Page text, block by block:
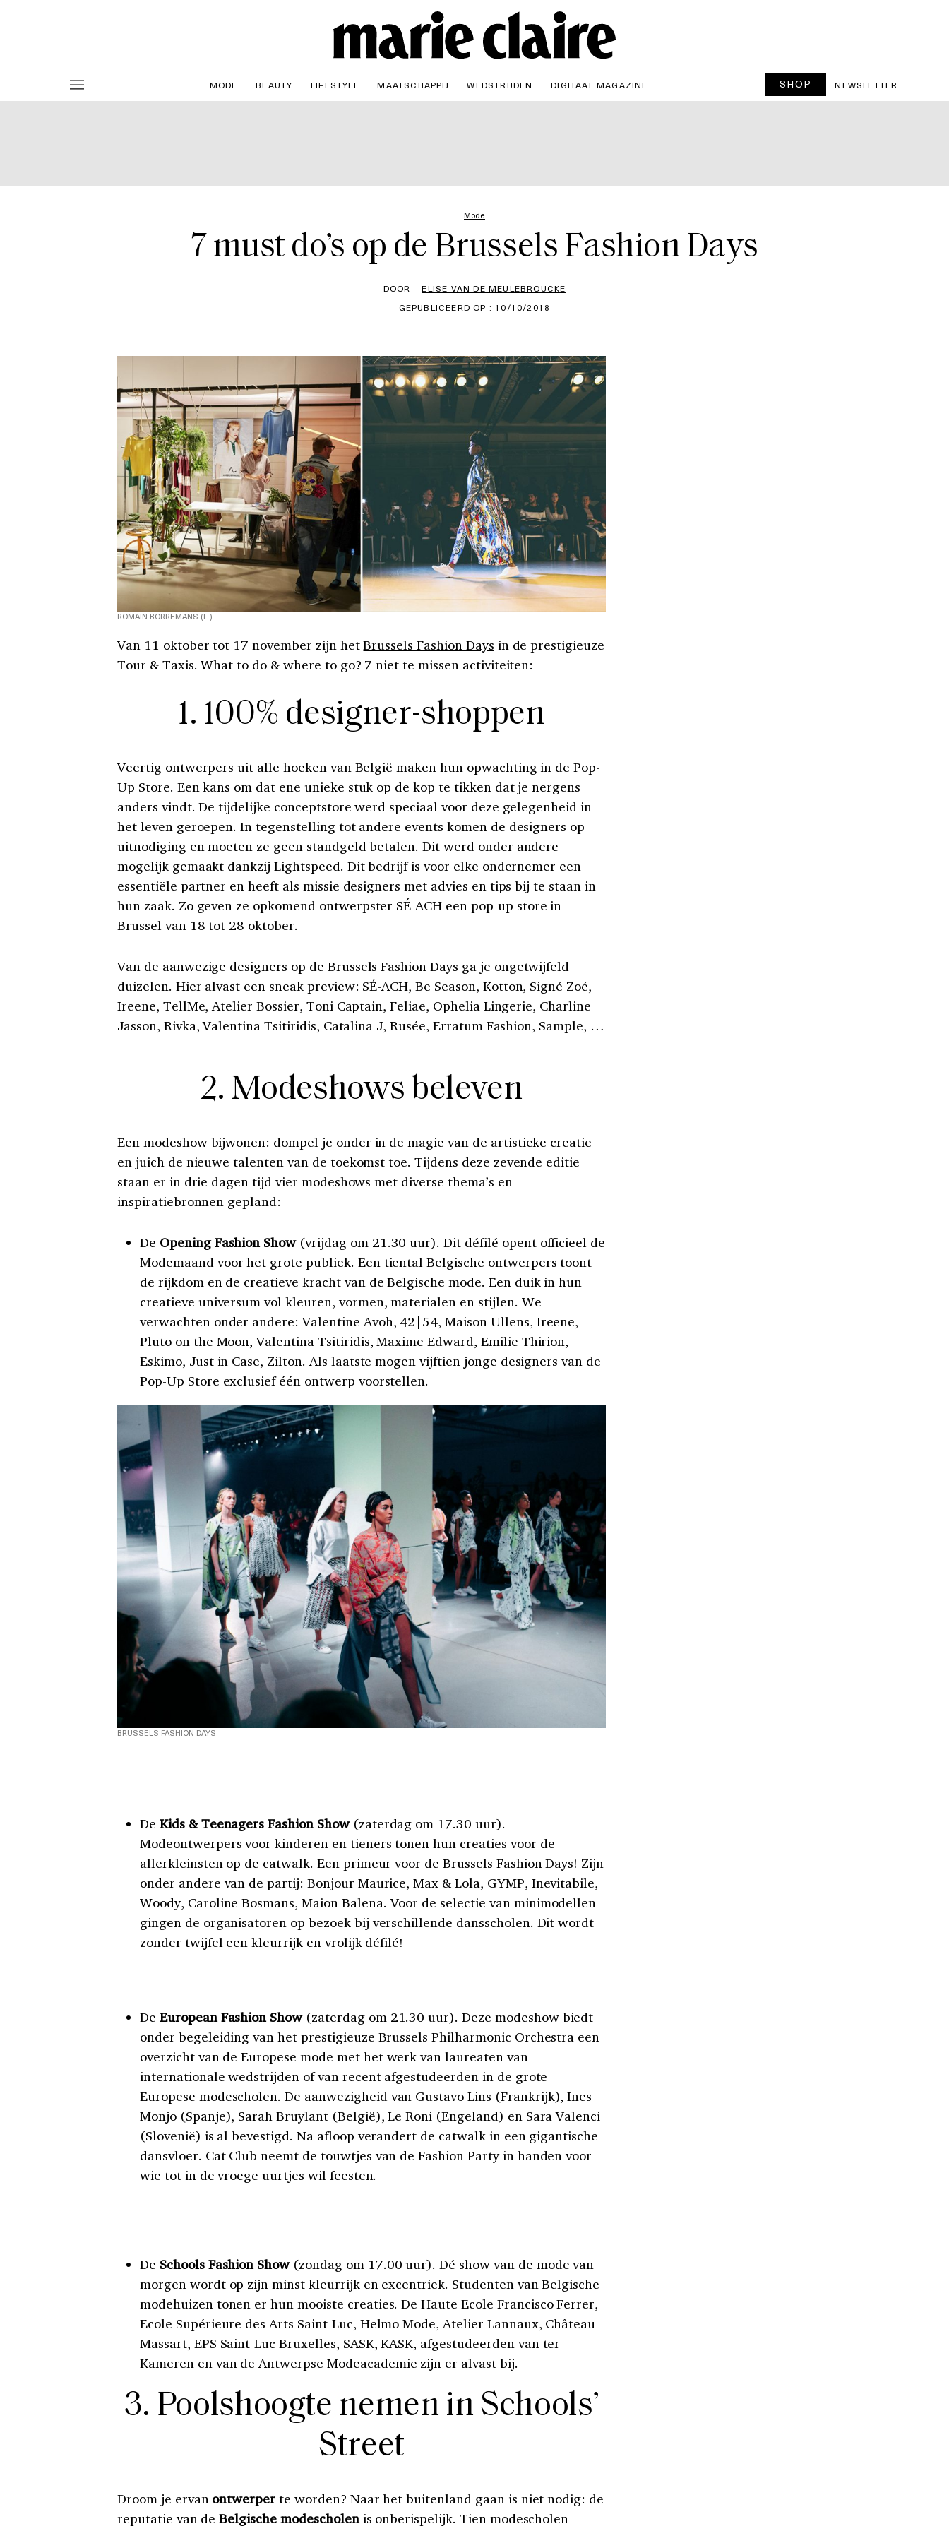
MODE BEAUTY LIFESTYLE MAATSCHAPPIJ WEDSTRIJDEN DIGITAAL MAGAZINE SHOP NEWSLETTER
Mode
7 must do’s op de Brussels Fashion Days
DOOR
ELISE VAN DE MEULEBROUCKE
GEPUBLICEERD OP : 10/10/2018
ROMAIN BORREMANS (L.)
Van 11 oktober tot 17 november zijn hetBrussels Fashion Days in de prestigieuze
Tour & Taxis. What to do & where to go? 7 niet te missen activiteiten:
1. 100% designer-shoppen
Veertig ontwerpers uit alle hoeken van België maken hun opwachting in de Pop-
Up Store. Een kans om dat ene unieke stuk op de kop te tikken dat je nergens
anders vindt. De tijdelijke conceptstore werd speciaal voor deze gelegenheid in
het leven geroepen. In tegenstelling tot andere events komen de designers op
uitnodiging en moeten ze geen standgeld betalen. Dit werd onder andere
mogelijk gemaakt dankzij Lightspeed. Dit bedrijf is voor elke ondernemer een
essentiële partner en heeft als missie designers met advies en tips bij te staan in
hun zaak. Zo geven ze opkomend ontwerpster SÉ-ACH een pop-up store in
Brussel van 18 tot 28 oktober.
Van de aanwezige designers op de Brussels Fashion Days ga je ongetwijfeld
duizelen. Hier alvast een sneak preview: SÉ-ACH, Be Season, Kotton, Signé Zoé,
Ireene, TellMe, Atelier Bossier, Toni Captain, Feliae, Ophelia Lingerie, Charline
Jasson, Rivka, Valentina Tsitiridis, Catalina J, Rusée, Erratum Fashion, Sample, …
2. Modeshows beleven
Een modeshow bijwonen: dompel je onder in de magie van de artistieke creatie
en juich de nieuwe talenten van de toekomst toe. Tijdens deze zevende editie
staan er in drie dagen tijd vier modeshows met diverse thema’s en
inspiratiebronnen gepland:
De Opening Fashion Show(vrijdag om 21.30 uur). Dit défilé opent officieel de
Modemaand voor het grote publiek. Een tiental Belgische ontwerpers toont
de rijkdom en de creatieve kracht van de Belgische mode. Een duik in hun
creatieve universum vol kleuren, vormen, materialen en stijlen. We
verwachten onder andere: Valentine Avoh, 42|54, Maison Ullens, Ireene,
Pluto on the Moon, Valentina Tsitiridis, Maxime Edward, Emilie Thirion,
Eskimo, Just in Case, Zilton. Als laatste mogen vijftien jonge designers van de
Pop-Up Store exclusief één ontwerp voorstellen.
BRUSSELS FASHION DAYS
De Kids & Teenagers Fashion Show(zaterdag om 17.30 uur).
Modeontwerpers voor kinderen en tieners tonen hun creaties voor de
allerkleinsten op de catwalk. Een primeur voor de Brussels Fashion Days! Zijn
onder andere van de partij: Bonjour Maurice, Max & Lola, GYMP, Inevitabile,
Woody, Caroline Bosmans, Maion Balena. Voor de selectie van minimodellen
gingen de organisatoren op bezoek bij verschillende dansscholen. Dit wordt
zonder twijfel een kleurrijk en vrolijk défilé!
De European Fashion Show(zaterdag om 21.30 uur). Deze modeshow biedt
onder begeleiding van het prestigieuze Brussels Philharmonic Orchestra een
overzicht van de Europese mode met het werk van laureaten van
internationale wedstrijden of van recent afgestudeerden in de grote
Europese modescholen. De aanwezigheid van Gustavo Lins (Frankrijk), Ines
Monjo (Spanje), Sarah Bruylant (België), Le Roni (Engeland) en Sara Valenci
(Slovenië) is al bevestigd. Na afloop verandert de catwalk in een gigantische
dansvloer. Cat Club neemt de touwtjes van de Fashion Party in handen voor
wie tot in de vroege uurtjes wil feesten.
De Schools Fashion Show(zondag om 17.00 uur). Dé show van de mode van
morgen wordt op zijn minst kleurrijk en excentriek. Studenten van Belgische
modehuizen tonen er hun mooiste creaties. De Haute Ecole Francisco Ferrer,
Ecole Supérieure des Arts Saint-Luc, Helmo Mode, Atelier Lannaux, Château
Massart, EPS Saint-Luc Bruxelles, SASK, KASK, afgestudeerden van ter
Kameren en van de Antwerpse Modeacademie zijn er alvast bij.
3. Poolshoogte nemen in Schools’
Street
Droom je ervan ontwerper te worden? Naar het buitenland gaan is niet nodig: de
reputatie van de Belgische modescholenis onberispelijk. Tien modescholen